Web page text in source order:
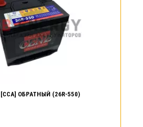
[CCA] ОБРАТНЫЙ (26R-550)